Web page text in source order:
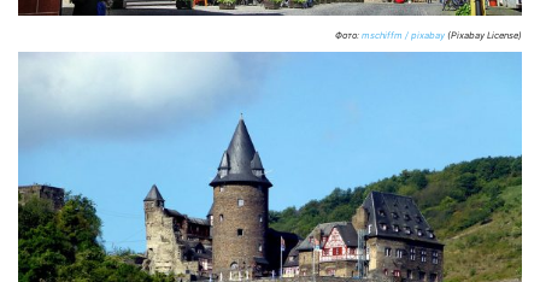
Фото: mschiffm / pixabay (Pixabay License)